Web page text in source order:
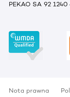
PEKAO SA 92
Nota prawna